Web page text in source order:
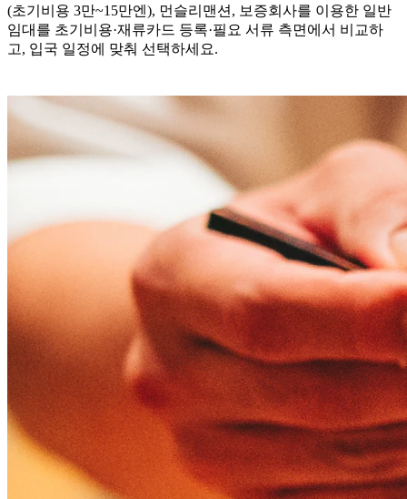
(초기비용 3만~15만엔), 먼슬리맨션, 보증회사를 이용한 일반
임대를 초기비용·재류카드 등록·필요 서류 측면에서 비교하
고, 입국 일정에 맞춰 선택하세요.